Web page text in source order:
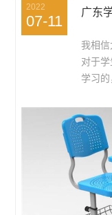
2022
07-11
广东
我相信
对于
学习的